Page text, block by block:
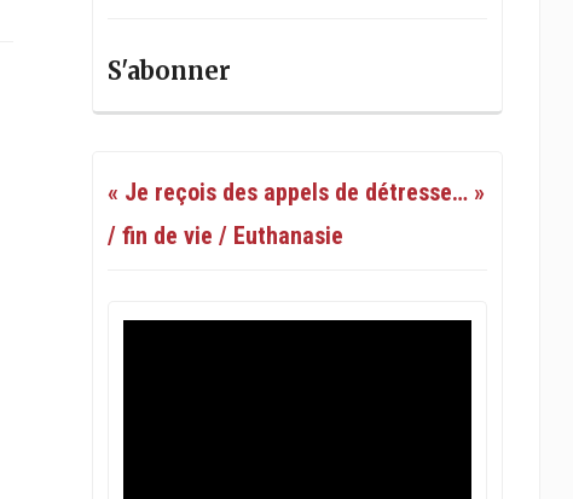
S'abonner
« Je reçois des appels de détresse… »
/ fin de vie / Euthanasie